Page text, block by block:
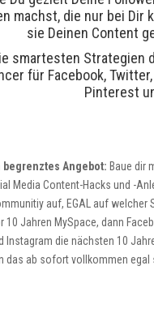
machst, die nur bei Dir
sie Deinen Content
smartesten Strategien
für Facebook,
Pinterest
begrenztes Angebot: Baue dir
Media Content-Hacks und -
auf, EGAL auf welcher
10 Jahren MySpace, dann
Instagram die nächsten 10
das ab sofort vollkommen egal